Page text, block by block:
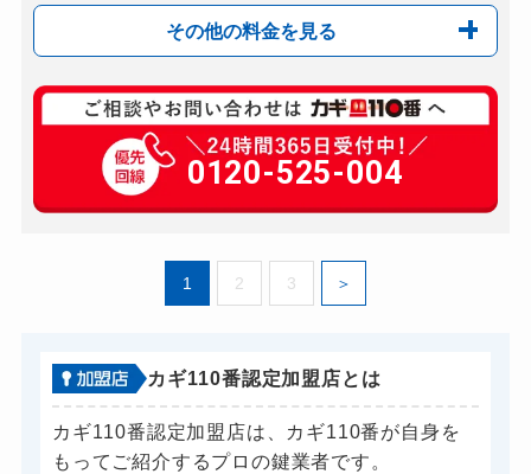
その他の料金を見る
玄関カギ修理 5,500円～(税込)
玄関カギ交換 8,800円～(税込)
車カギ開け 11,000円～(税込)
バイクカギ作成
ロッカーカギ開け 6,600円～(税込)
ドアノブカギ開け
ドアノブカギ作成
0120-525-004
1 2 3
カギ110番認定加盟店とは
カギ110番認定加盟店は、カギ110番が自身を
もってご紹介するプロの鍵業者です。